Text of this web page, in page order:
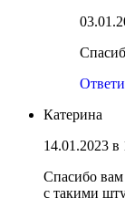
Катерина
14.01.2023 в
Спасибо вам
с такими